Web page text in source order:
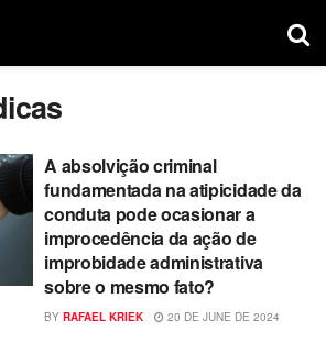
A absolvição criminal
fundamentada na atipicidade da
conduta pode ocasionar a
improcedência da ação de
improbidade administrativa
sobre o mesmo fato?
BY RAFAEL KRIEK 20 DE JUNE DE 2024